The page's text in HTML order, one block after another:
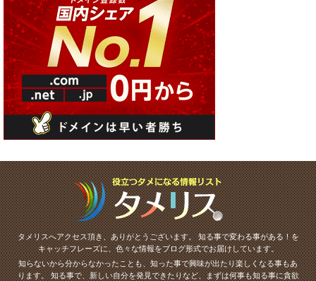
タメリスへアクセス頂き、ありがとうございます。知る事で変わる事がある！を
キャッチフレーズに、色々な情報をブログ形式でお届けしています。
知らないから分からなかったことも、知った事で興味が出たり楽しくなる事もあ
ります。知る事で、新しい自分を発見できたりなど、まずは何事も知る事に貪欲